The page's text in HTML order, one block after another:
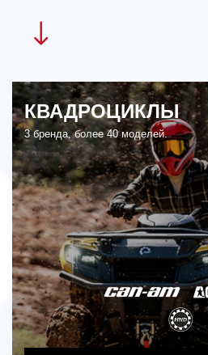
КВАДРОЦИКЛЫ
3 бренда, более 40 моделей.